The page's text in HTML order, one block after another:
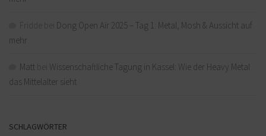
Dong Open Air 2025 – Tag 1: Metal, Mosh & Aussicht auf
mehr
Matt
Wissenschaftliche Tagung in Kassel: Wie der Heavy Metal
das Mittelalter sieht
SCHLAGWÖRTER